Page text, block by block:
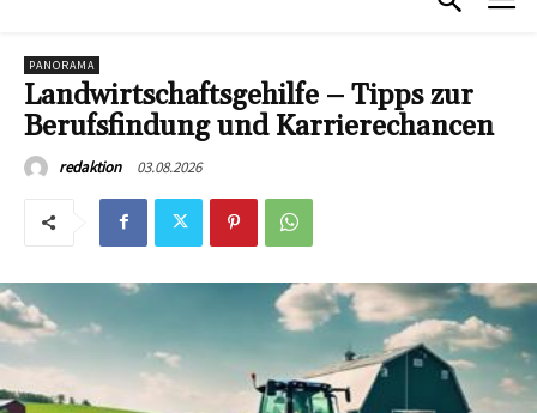
PANORAMA
Landwirtschaftsgehilfe – Tipps zur
Berufsfindung und Karrierechancen
redaktion 03.08.2026